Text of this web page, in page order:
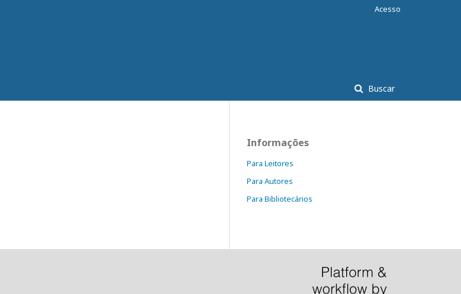
Buscar
Acesso
Informações
Para Leitores
Para Autores
Para Bibliotecários